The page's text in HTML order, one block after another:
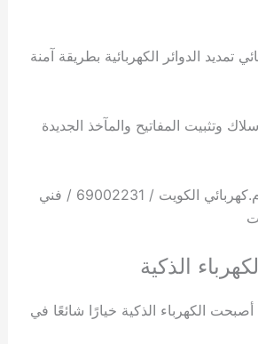
تمديد الدوائر الكهربائية بطريقة آمنة
وتثبيت المفاتيح والمآخذ الجديدة
التيار الكهربائي اللازم.كهربائي الكويت / 69002231 / فني
أصبحت الكهرباء الذكية خيارًا شائعًا في